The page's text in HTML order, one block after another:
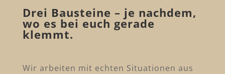
Drei Bausteine – je nachdem,
wo es bei euch gerade
klemmt.
Wir arbeiten mit echten Situationen aus